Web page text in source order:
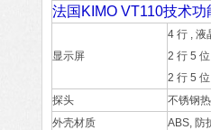
法国KIMO VT110技术功
显示屏
4 行 , 液
2 行 5
2 行 5
探头
不锈钢
外壳材质
ABS, 防